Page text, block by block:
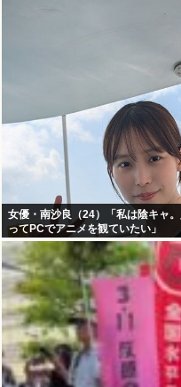
女優・南沙良（24）「私は陰キャ
ってPCでアニメを観ていたい」